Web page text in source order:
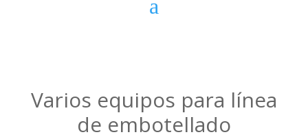
Varios equipos para línea
de embotellado